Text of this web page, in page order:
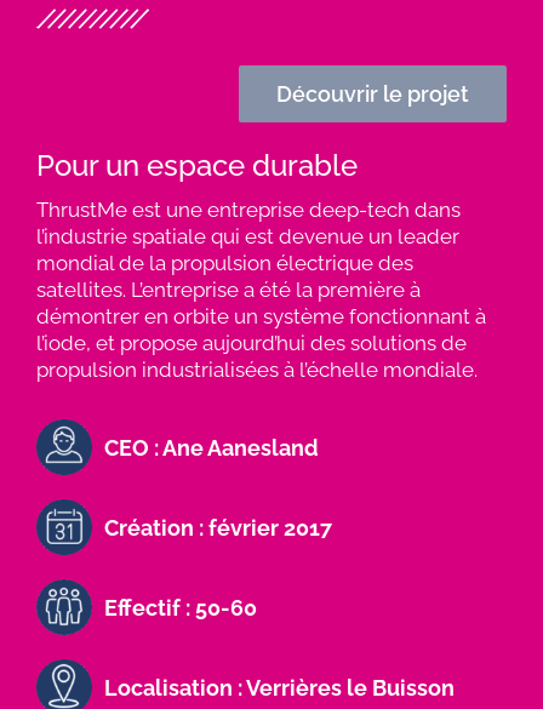
Découvrir le projet
Pour un espace durable
ThrustMe est une entreprise deep-tech dans
l’industrie spatiale qui est devenue un leader
mondial de la propulsion électrique des
satellites. L’entreprise a été la première à
démontrer en orbite un système fonctionnant à
l’iode, et propose aujourd’hui des solutions de
propulsion industrialisées à l’échelle mondiale.
CEO : Ane Aanesland
Création : février 2017
Effectif : 50-60
Localisation : Verrières le Buisson